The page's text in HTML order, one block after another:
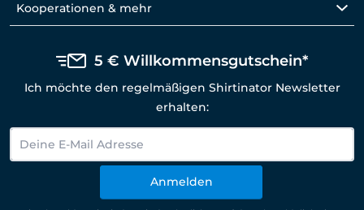
Kooperationen & mehr
5 € Willkommensgutschein*
Ich möchte den regelmäßigen Shirtinator Newsletter
erhalten:
Anmelden